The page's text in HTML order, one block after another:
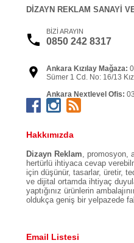
DİZAYN REKLAM SANAYİ
BİZİ ARAYIN
0850 242 8317
Ankara Kızılay Mağaza:
Sümer 1 Cd. No: 16/13
Ankara Nextlevel Ofis:
Kızılırmak Mah.
No:3-A D: 10 Söğütözü
İzzetpaşa Mahallesi, Yeni
Hakkımızda
Dizayn Reklam, promosyon,
hertürlü ihtiyaca cevap
için düşünür, tasarlar, üretir,
ve dijital ortamda ihtiyaç
yaptığınız ürünlerin
oldukça geniş bir yelpazede
Email Listesi